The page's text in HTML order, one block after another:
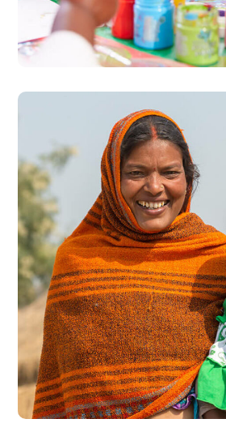
#CHARITY
Little Help
#CHARITY